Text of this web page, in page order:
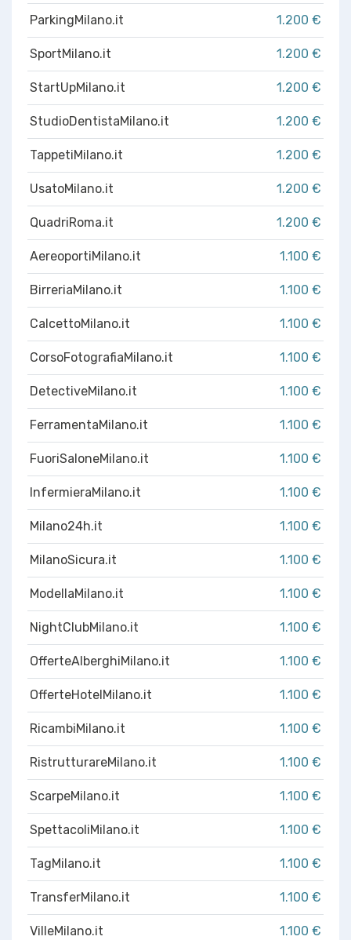
ParkingMilano.it 1.200 €
SportMilano.it 1.200 €
StartUpMilano.it 1.200 €
StudioDentistaMilano.it 1.200 €
TappetiMilano.it 1.200 €
UsatoMilano.it 1.200 €
QuadriRoma.it 1.200 €
AereoportiMilano.it 1.100 €
BirreriaMilano.it 1.100 €
CalcettoMilano.it 1.100 €
CorsoFotografiaMilano.it 1.100 €
DetectiveMilano.it 1.100 €
FerramentaMilano.it 1.100 €
FuoriSaloneMilano.it 1.100 €
InfermieraMilano.it 1.100 €
Milano24h.it 1.100 €
MilanoSicura.it 1.100 €
ModellaMilano.it 1.100 €
NightClubMilano.it 1.100 €
OfferteAlberghiMilano.it 1.100 €
OfferteHotelMilano.it 1.100 €
RicambiMilano.it 1.100 €
RistrutturareMilano.it 1.100 €
ScarpeMilano.it 1.100 €
SpettacoliMilano.it 1.100 €
TagMilano.it 1.100 €
TransferMilano.it 1.100 €
VilleMilano.it 1.100 €